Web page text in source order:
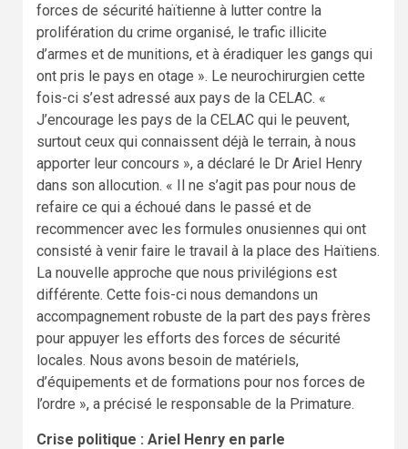
forces de sécurité haïtienne à lutter contre la
prolifération du crime organisé, le trafic illicite
d’armes et de munitions, et à éradiquer les gangs qui
ont pris le pays en otage ». Le neurochirurgien cette
fois-ci s’est adressé aux pays de la CELAC. «
J’encourage les pays de la CELAC qui le peuvent,
surtout ceux qui connaissent déjà le terrain, à nous
apporter leur concours », a déclaré le Dr Ariel Henry
dans son allocution. « Il ne s’agit pas pour nous de
refaire ce qui a échoué dans le passé et de
recommencer avec les formules onusiennes qui ont
consisté à venir faire le travail à la place des Haïtiens.
La nouvelle approche que nous privilégions est
différente. Cette fois-ci nous demandons un
accompagnement robuste de la part des pays frères
pour appuyer les efforts des forces de sécurité
locales. Nous avons besoin de matériels,
d’équipements et de formations pour nos forces de
l’ordre », a précisé le responsable de la Primature.
Crise politique : Ariel Henry en parle